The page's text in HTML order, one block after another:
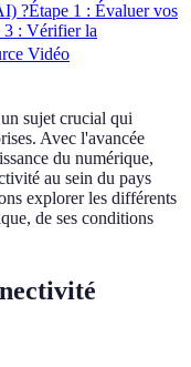
?Étape 1 : Évaluer vos
3 : Vérifier la
Vidéo
sujet crucial qui
Avec l'avancée
du numérique,
au sein du pays
explorer les différents
de ses conditions